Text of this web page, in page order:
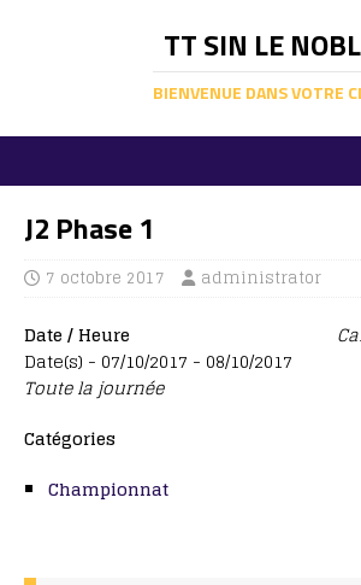
TT SIN LE
BIENVENUE DANS VOTRE
J2 Phase 1
7 octobre 2017 administrator
Date / Heure
Date(s) - 07/10/2017 - 08/10/2017
Toute la journée
Catégories
Championnat